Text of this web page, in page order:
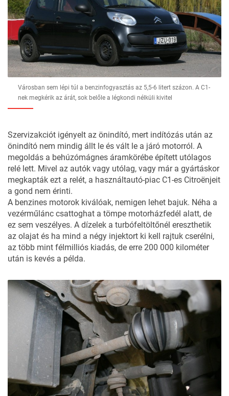
Városban sem lépi túl a benzinfogyasztás az 5,5-6 litert százon. A C1-
nek megkérik az árát, sok belőle a légkondi nélküli kivitel
Szervizakciót igényelt az önindító, mert indítózás után az
önindító nem mindig állt le és vált le a járó motorról. A
megoldás a behúzómágnes áramkörébe épített utólagos
relé lett. Mivel az autók vagy utólag, vagy már a gyártáskor
megkapták ezt a relét, a használtautó-piac C1-es Citroënjeit
a gond nem érinti.
A benzines motorok kiválóak, nemigen lehet bajuk. Néha a
vezérműlánc csattoghat a tömpe motorházfedél alatt, de
ez sem veszélyes. A dízelek a turbófeltöltőnél ereszthetik
az olajat és ha mind a négy injektort ki kell rajtuk cserélni,
az több mint félmilliós kiadás, de erre 200 000 kilométer
után is kevés a példa.